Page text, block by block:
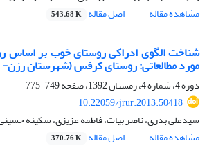
مشاهده مقاله
اصل مقاله 543.68 K
شناخت الگوی ادراکی روستای خوب بر
مورد مطالعاتی: روستای کرفس (شهرستان
دوره 4، شماره 4، زمستان 1392، صفحه
749-775
10.22059/jrur.2013.50418
سیدعلی بدری، ناصر بیات، فاطمه عزیزی، سکینه
مشاهده مقاله
اصل مقاله 370.76 K